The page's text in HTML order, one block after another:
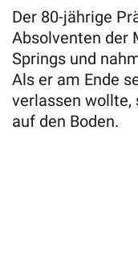
Der 80-jährige
Absolventen der
Springs und
Als er am Ende
verlassen
auf den Boden.